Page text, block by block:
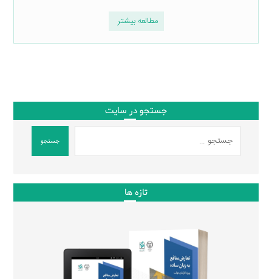
مطالعه بیشتر
جستجو در سایت
جستجو
تازه ها